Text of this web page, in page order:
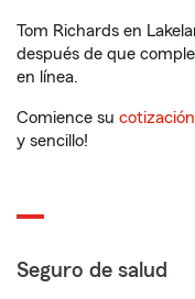
Tom Richards en
después de que
en línea.
Comience su
y sencillo!
Seguro de salud